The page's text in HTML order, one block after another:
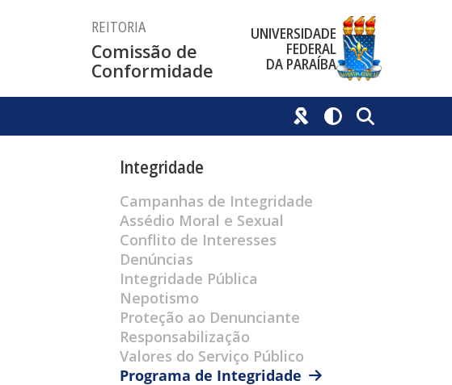
REITORIA
Comissão de
Conformidade
UNIVERSIDADE
FEDERAL
DA PARAÍBA
Integridade
Campanhas de Integridade
Assédio Moral e Sexual
Conflito de Interesses
Denúncias
Integridade Pública
Nepotismo
Proteção ao Denunciante
Responsabilização
Valores do Serviço Público
Programa de Integridade